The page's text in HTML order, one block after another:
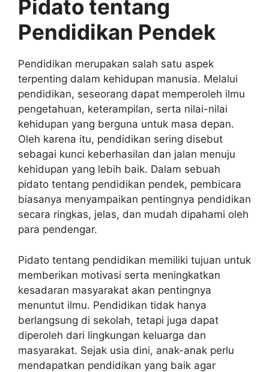
Pidato tentang
Pendidikan Pendek
Pendidikan merupakan salah satu aspek
terpenting dalam kehidupan manusia. Melalui
pendidikan, seseorang dapat memperoleh ilmu
pengetahuan, keterampilan, serta nilai-nilai
kehidupan yang berguna untuk masa depan.
Oleh karena itu, pendidikan sering disebut
sebagai kunci keberhasilan dan jalan menuju
kehidupan yang lebih baik. Dalam sebuah
pidato tentang pendidikan pendek, pembicara
biasanya menyampaikan pentingnya pendidikan
secara ringkas, jelas, dan mudah dipahami oleh
para pendengar.
Pidato tentang pendidikan memiliki tujuan untuk
memberikan motivasi serta meningkatkan
kesadaran masyarakat akan pentingnya
menuntut ilmu. Pendidikan tidak hanya
berlangsung di sekolah, tetapi juga dapat
diperoleh dari lingkungan keluarga dan
masyarakat. Sejak usia dini, anak-anak perlu
mendapatkan pendidikan yang baik agar